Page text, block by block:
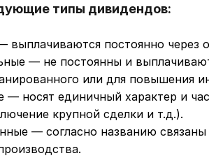
типы дивидендов:
выплачиваются постоянно через
— не постоянны и
или для повышения
— носят единичный характер и
крупной сделки и т.д.).
— согласно названию